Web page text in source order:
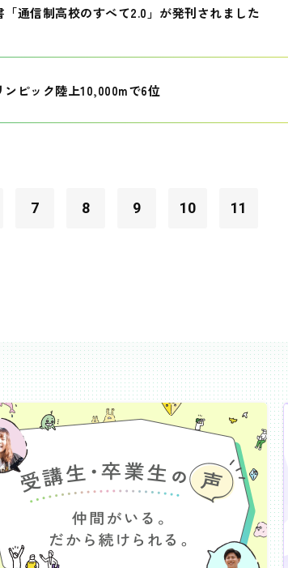
通信制高校のすべて2.0」が発刊されました
ピック陸上10,000mで6位
7 8 9 10 11